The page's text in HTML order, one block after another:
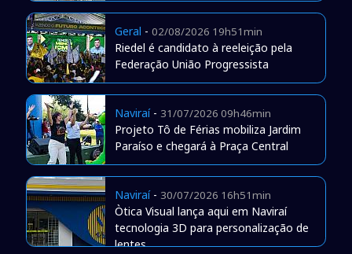
Geral - 02/08/2026 19h51min
Riedel é candidato à reeleição pela
Federação União Progressista
Naviraí- 31/07/2026 09h46min
Projeto Tô de Férias mobiliza Jardim
Paraíso e chegará à Praça Central
Naviraí- 30/07/2026 16h51min
Òtica Visual lança aqui em Naviraí
tecnologia 3D para personalização de
lentes